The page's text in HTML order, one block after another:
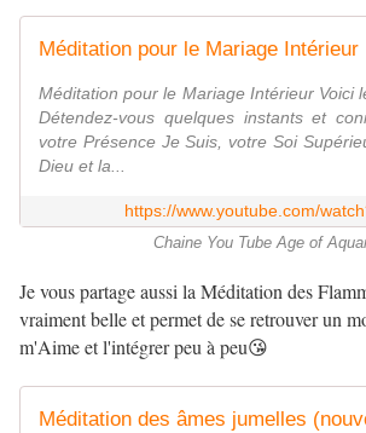
Méditation pour le Mariage Intérieur
Méditation pour le Mariage Intérieur Voici
Détendez-vous quelques instants et
votre Présence Je Suis, votre Soi
Dieu et la...
https://www.youtube.com/
Chaine You Tube Age of
Je vous partage aussi la Méditation des
vraiment belle et permet de se retrouver un
m'Aime et l'intégrer peu à peu😘
Méditation des âmes jumelles